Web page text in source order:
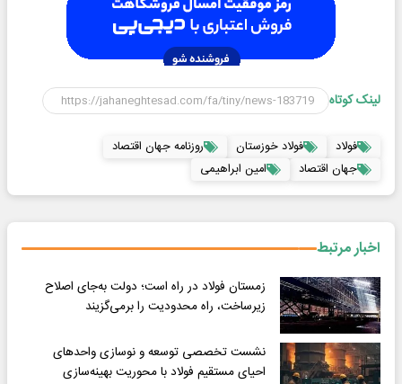
لینک کوتاه
فولاد فولاد خوزستان
روزنامه جهان اقتصاد
جهان اقتصاد
امین ابراهیمی
اخبار مرتبط
زمستان فولاد در راه است؛ دولت به‌جای اصلاح
زیرساخت، راه محدودیت را برمی‌گزیند
نشست تخصصی توسعه و نوسازی واحدهای
احیای مستقیم فولاد با محوریت بهینه‌سازی